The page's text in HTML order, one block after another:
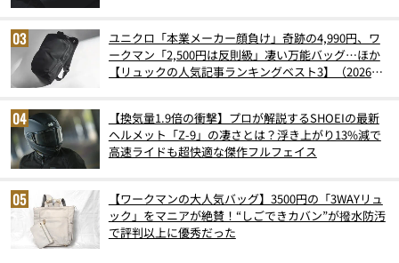
ユニクロ「本業メーカー顔負け」奇跡の4,990円、ワ
ークマン「2,500円は反則級」凄い万能バッグ…ほか
【リュックの人気記事ランキングベスト3】（2026年
【換気量1.9倍の衝撃】プロが解説するSHOEIの最新
ヘルメット「Z-9」の凄さとは？浮き上がり13%減で
高速ライドも超快適な傑作フルフェイス
【ワークマンの大人気バッグ】3500円の「3WAYリュ
ック」をマニアが絶賛！“しごできカバン”が撥水防汚
で評判以上に優秀だった